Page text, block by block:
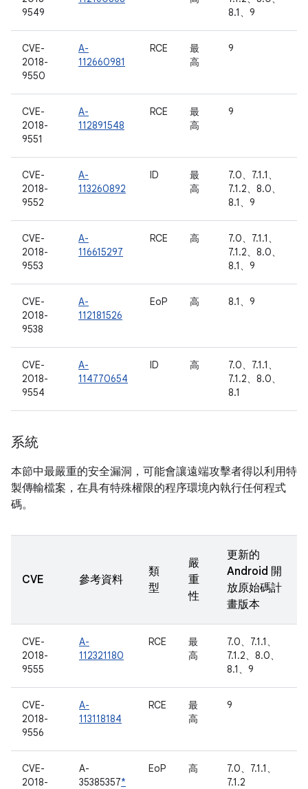
9549
8.1、9
CVE-
2018-
9550
A-
112660981
RCE
最
高
9
CVE-
2018-
9551
A-
112891548
RCE
最
高
9
CVE-
2018-
9552
A-
113260892
ID
最
高
7.0、7.1.1、
7.1.2、8.0、
8.1、9
CVE-
2018-
9553
A-
116615297
RCE 高
7.0、7.1.1、
7.1.2、8.0、
8.1、9
CVE-
2018-
9538
A-
112181526
EoP 高 8.1、9
CVE-
2018-
9554
A-
114770654
ID 高
7.0、7.1.1、
7.1.2、8.0、
8.1
系統
本節中最嚴重的安全漏洞，可能會讓遠端攻擊者得以利用特
製傳輸檔案，在具有特殊權限的程序環境內執行任何程式
碼。
CVE 參考資料
類
型
嚴
重
性
更新的
Android 開
放原始碼計
畫版本
CVE-
2018-
9555
A-
112321180
RCE
最
高
7.0、7.1.1、
7.1.2、8.0、
8.1、9
CVE-
2018-
9556
A-
113118184
RCE
最
高
9
CVE-
2018-
A-
35385357*
EoP 高
7.0、7.1.1、
7.1.2